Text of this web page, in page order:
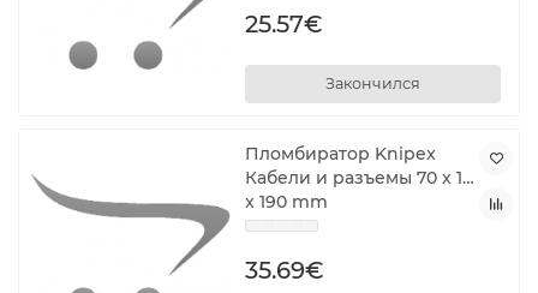
25.57€
Закончился
Пломбиратор Knipex
Кабели и разъемы 70 x 18
x 190 mm
35.69€